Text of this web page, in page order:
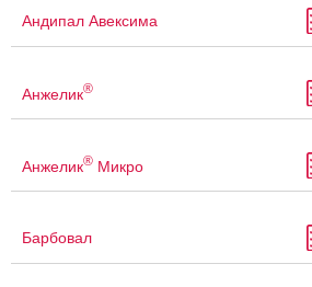
Андипал Авексима
Анжелик®
Анжелик® Микро
Барбовал